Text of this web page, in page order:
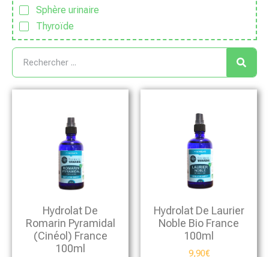
Sphère urinaire
Thyroïde
Hydrolat De
Romarin Pyramidal
(cinéol) France
100ml
Hydrolat De Laurier
Noble Bio France
100ml
9,90€